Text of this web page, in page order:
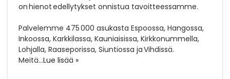
on hienot edellytykset onnistua tavoitteessamme.
Palvelemme 475 000 asukasta Espoossa, Hangossa,
Inkoossa, Karkkilassa, Kauniaisissa, Kirkkonummella,
Lohjalla, Raaseporissa, Siuntiossa ja Vihdissä.
Meitä...Lue lisää »